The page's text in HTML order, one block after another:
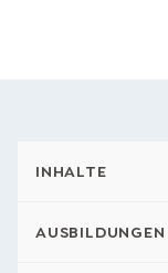
INHALTE